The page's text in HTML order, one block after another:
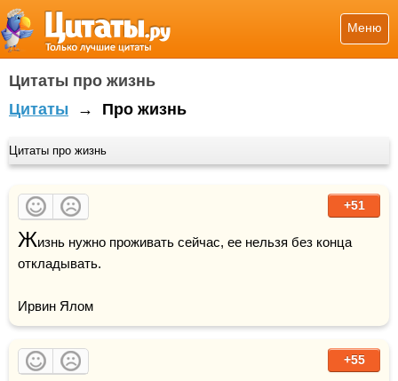
Меню
Цитаты про жизнь
Цитаты → Про жизнь
Цитаты про жизнь
+51
Жизнь нужно проживать сейчас, ее нельзя без конца
откладывать.
Ирвин Ялом
+55